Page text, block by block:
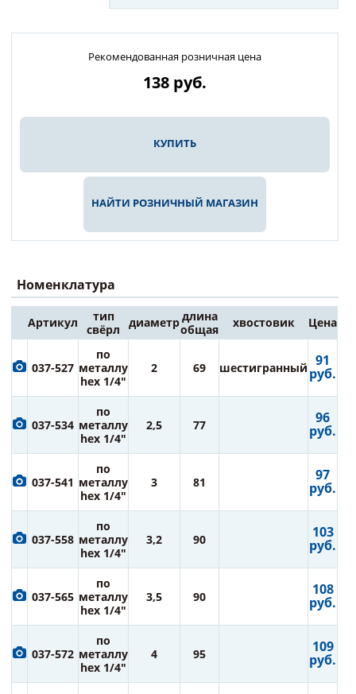
Рекомендованная розничная цена
138 руб.
КУПИТЬ
НАЙТИ РОЗНИЧНЫЙ МАГАЗИН
Номенклатура
Артикул
тип
свёрл
диаметрдлина
общая
хвостовик Цена
037-527
по
металлу
hex 1/4"
2 69 шестигранный 91
руб.
037-534
по
металлу
hex 1/4"
2,5 77 96
руб.
037-541
по
металлу
hex 1/4"
3 81 97
руб.
037-558
по
металлу
hex 1/4"
3,2 90 103
руб.
037-565
по
металлу
hex 1/4"
3,5 90 108
руб.
037-572
по
металлу
hex 1/4"
4 95 109
руб.